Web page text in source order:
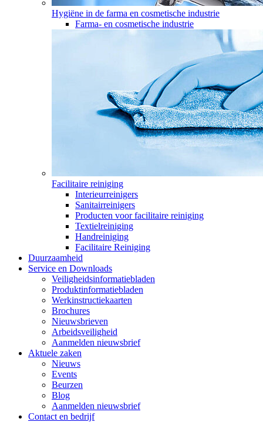
Hygiëne in de farma en cosmetische industrie
Farma- en cosmetische industrie
Facilitaire reiniging
Interieurreinigers
Sanitairreinigers
Producten voor facilitaire reiniging
Textielreiniging
Handreiniging
Facilitaire Reiniging
Duurzaamheid
Service en Downloads
Veiligheidsinformatiebladen
Produktinformatiebladen
Werkinstructiekaarten
Brochures
Nieuwsbrieven
Arbeidsveiligheid
Aanmelden nieuwsbrief
Aktuele zaken
Nieuws
Events
Beurzen
Blog
Aanmelden nieuwsbrief
Contact en bedrijf